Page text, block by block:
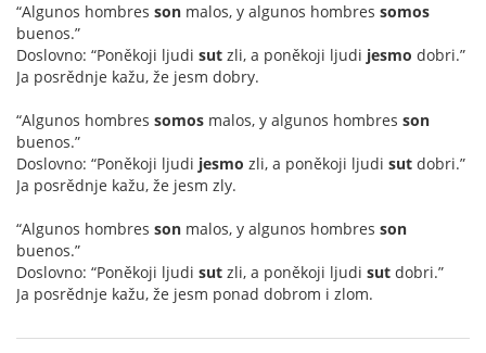
“Algunos hombres son malos, y algunos hombres somos
buenos.”
Doslovno: “Poněkoji ljudi sut zli, a poněkoji ljudi jesmo dobri.”
Ja posrědnje kažu, že jesm dobry.
“Algunos hombres somos malos, y algunos hombres son
buenos.”
Doslovno: “Poněkoji ljudi jesmo zli, a poněkoji ljudi sut dobri.”
Ja posrědnje kažu, že jesm zly.
“Algunos hombres son malos, y algunos hombres son
buenos.”
Doslovno: “Poněkoji ljudi sut zli, a poněkoji ljudi sut dobri.”
Ja posrědnje kažu, že jesm ponad dobrom i zlom.